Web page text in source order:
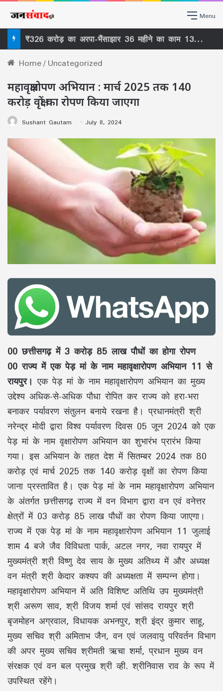
Menu
₹326 करोड़ का अरपा-भैंसाझार 36 महीने का काम 13वें साल बाद भी अधूरा , ठेकेदार को फिर मोहलत ₹27 करोड़ के मुआवजे में 11 SDM के कार्यकाल पर सवाल –
Home/Uncategorized
महावृक्षारोपण अभियान : मार्च 2025 तक 140
करोड़ वृक्षों का रोपण किया जाएगा
Sushant Gautam July 8, 2024
00 छत्तीसगढ़ में 3 करोड़ 85 लाख पौधों का होगा रोपण
00 राज्य में एक पेड़ मां के नाम महावृक्षारोपण अभियान 11 से
रायपुर। एक पेड़ मां के नाम महावृक्षारोपण अभियान का मुख्य
उद्देश्य अधिक-से-अधिक पौधा रोपित कर राज्य को हरा-भरा
बनाकर पर्यावरण संतुलन बनाये रखना है। प्रधानमंत्री श्री
नरेन्द्र मोदी द्वारा विश्व पर्यावरण दिवस 05 जून 2024 को एक
पेड़ मां के नाम वृक्षारोपण अभियान का शुभारंभ प्रारंभ किया
गया। इस अभियान के तहत देश में सितम्बर 2024 तक 80
करोड़ एवं मार्च 2025 तक 140 करोड़ वृक्षों का रोपण किया
जाना प्रस्तावित है। एक पेड़ मां के नाम महावृक्षारोपण अभियान
के अंतर्गत छत्तीसगढ़ राज्य में वन विभाग द्वारा वन एवं वनेत्तर
क्षेत्रों में 03 करोड़ 85 लाख पौधों का रोपण किया जाएगा।
राज्य में एक पेड़ मां के नाम महावृक्षारोपण अभियान 11 जुलाई
शाम 4 बजे जैव विविधता पार्क, अटल नगर, नवा रायपुर में
मुख्यमंत्री श्री विष्णु देव साय के मुख्य अतिथ्य में और अध्यक्ष
वन मंत्री श्री केदार कश्यप की अध्यक्षता में सम्पन्न होगा।
महावृक्षारोपण अभियान में अति विशिष्ट अतिथि उप मुख्यमंत्री
श्री अरूण साव, श्री विजय शर्मा एवं सांसद रायपुर श्री
बृजमोहन अग्रवाल, विधायक अभनपुर, श्री इंद्र कुमार साहू,
मुख्य सचिव श्री अमिताभ जैन, वन एवं जलवायु परिवर्तन विभाग
की अपर मुख्य सचिव श्रीमती ऋचा शर्मा, प्रधान मुख्य वन
संरक्षक एवं वन बल प्रमुख श्री व्ही. श्रीनिवास राव के रूप में
उपस्थित रहेंगे।